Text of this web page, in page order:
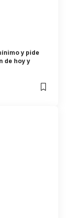
y pide
de hoy y